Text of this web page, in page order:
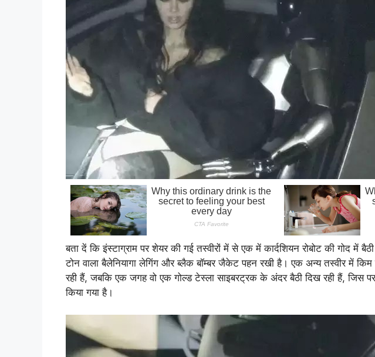
बता दें कि इंस्टाग्राम पर शेयर की गई तस्वीरों में से एक में कार्दशियन रोबोट की गोद में
टोन वाला बैलेनियागा लेगिंग और ब्लैक बॉम्बर जैकेट पहन रखी है। एक अन्य तस्वीर में
रही हैं, जबकि एक जगह वो एक गोल्ड टेस्ला साइबरट्रक के अंदर बैठी दिख रही हैं, जिस
किया गया है।